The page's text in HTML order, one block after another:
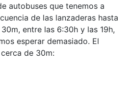
autobuses que tenemos a
de las lanzaderas hasta
entre las 6:30h y las 19h,
esperar demasiado. El
de 30m: